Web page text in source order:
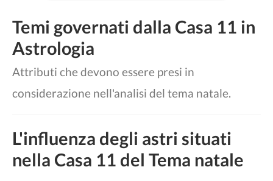
Temi governati dalla Casa 11 in
Astrologia
Attributi che devono essere presi in
considerazione nell'analisi del tema natale.
L'influenza degli astri situati
nella Casa 11 del Tema natale